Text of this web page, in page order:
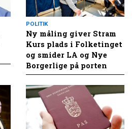
POLITIK
Ny måling giver Stram
Kurs plads i Folketinget
og smider LA og Nye
Borgerlige på porten